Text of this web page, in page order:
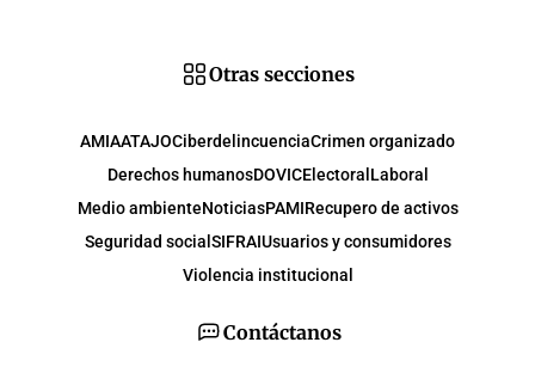
Contáctanos
Otras secciones
AMIAATAJOCiberdelincuenciaCrimen organizado
Derechos humanosDOVICElectoral Laboral
Medio ambienteNoticiasPAMIRecupero de activos
Seguridad social SIFRAIUsuarios y consumidores
Violencia institucional